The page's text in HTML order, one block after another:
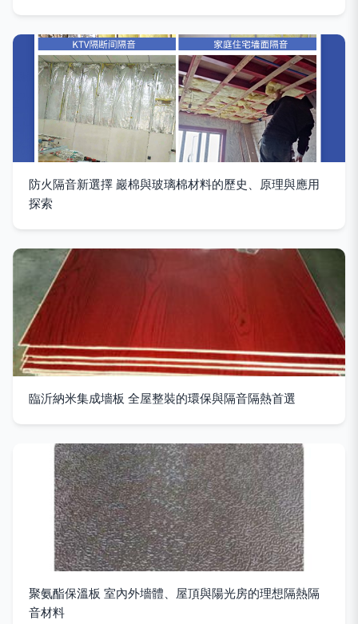
防火隔音新選擇 巖棉與玻璃棉材料的歷史、原理與應用
探索
臨沂納米集成墻板 全屋整裝的環保與隔音隔熱首選
聚氨酯保溫板 室內外墻體、屋頂與陽光房的理想隔熱隔
音材料